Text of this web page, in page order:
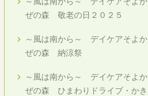
ぜの森 敬老の日２０２５
～風は南から～ デイケアそよか
ぜの森 納涼祭
～風は南から～ デイケアそよか
ぜの森 ひまわりドライブ・かき